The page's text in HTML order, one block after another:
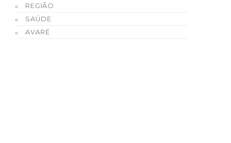
REGIÃO
SAÚDE
AVARÉ